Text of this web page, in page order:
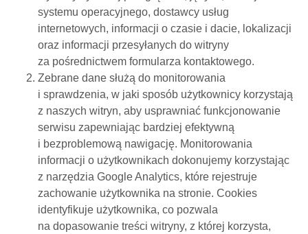
systemu operacyjnego, dostawcy usług
internetowych, informacji o czasie i dacie, lokalizacji
oraz informacji przesyłanych do witryny
za pośrednictwem formularza kontaktowego.
Zebrane dane służą do monitorowania
i sprawdzenia, w jaki sposób użytkownicy korzystają
z naszych witryn, aby usprawniać funkcjonowanie
serwisu zapewniając bardziej efektywną
i bezproblemową nawigację. Monitorowania
informacji o użytkownikach dokonujemy korzystając
z narzędzia Google Analytics, które rejestruje
zachowanie użytkownika na stronie. Cookies
identyfikuje użytkownika, co pozwala
na dopasowanie treści witryny, z której korzysta,